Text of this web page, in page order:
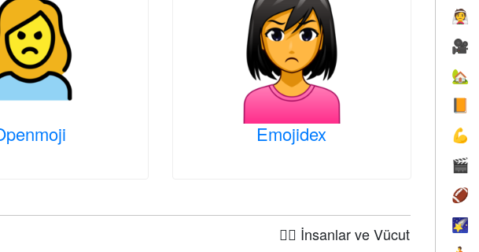
Emojidex
🤦‍♀️ İnsanlar ve Vücut
👰
🎥
🏡
💪
🎬
🏈
🌠